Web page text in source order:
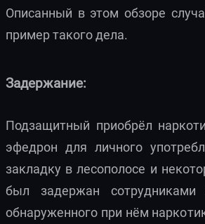
Описанный в этом обзоре
пример такого дела.
Задержание:
Подзащитный приобрёл
эфедрон для личного
закладку в лесополосе и
был задержан сотрудниками
обнаруженного при нём